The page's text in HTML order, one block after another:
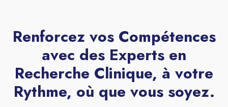
Renforcez vos Compétences
avec des Experts en
Recherche Clinique, à votre
Rythme, où que vous soyez.